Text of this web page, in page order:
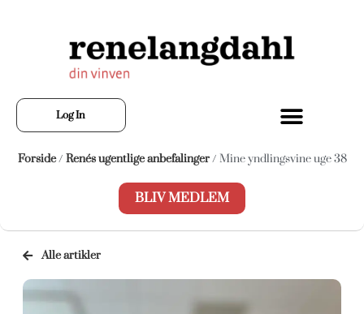
Log In
Forside/ Renés ugentlige anbefalinger/ Mine yndlingsvine uge 38
BLIV MEDLEM
Alle artikler